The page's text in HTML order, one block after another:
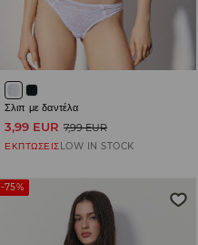
Σλιπ με δαντέλα
3,99 EUR 7,99 EUR
ΕΚΠΤΩΣΕΙΣLOW IN STOCK
-75%